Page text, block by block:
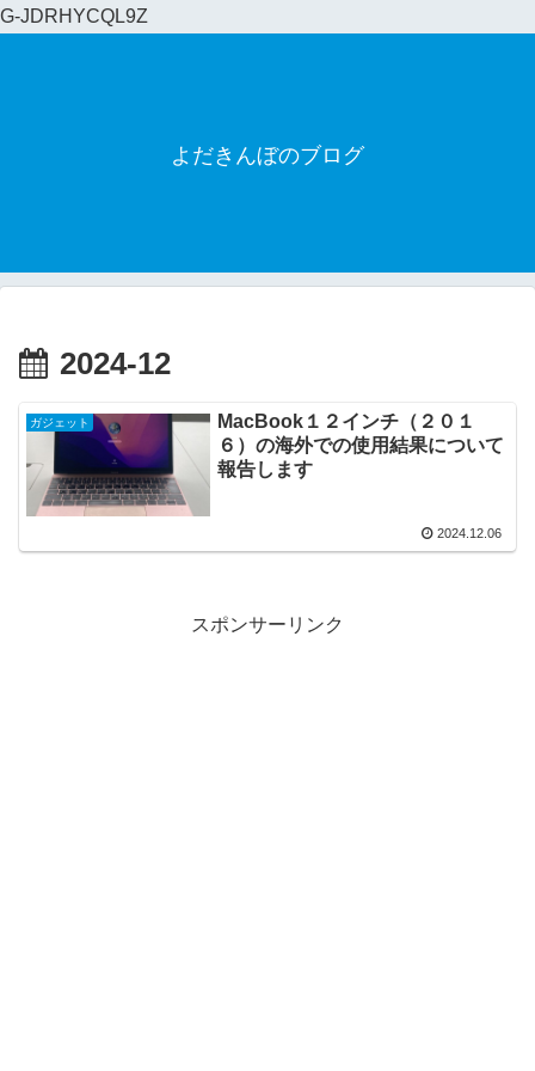
G-JDRHYCQL9Z
よだきんぼのブログ
2024-12
ガジェット
MacBook１２インチ（２０１
６）の海外での使用結果について
報告します
2024.12.06
スポンサーリンク